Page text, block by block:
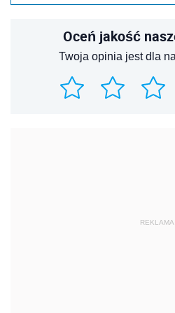
Oceń jakość
Twoja opinia jest dla
REKLAMA